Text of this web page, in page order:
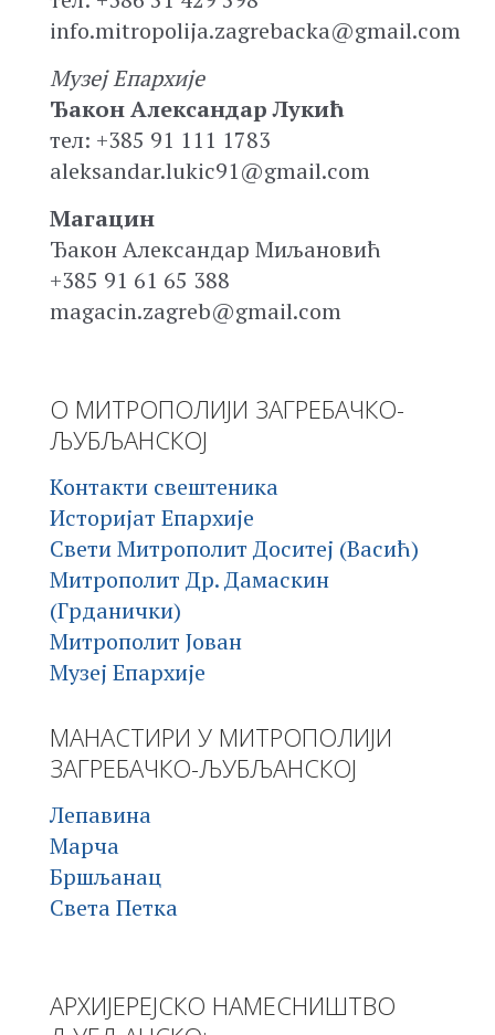
info.mitropolija.zagrebacka@gmail.com
Музеј Епархије
Ђакон Александар Лукић
тел: +385 91 111 1783
aleksandar.lukic91@gmail.com
Магацин
Ђакон Александар Миљановић
+385 91 61 65 388
magacin.zagreb@gmail.com
О МИТРОПОЛИЈИ ЗАГРЕБАЧКО-
ЉУБЉАНСКОЈ
Контакти свештеника
Историјат Епархије
Свети Митрополит Доситеј (Васић)
Митрополит Др. Дамаскин
(Грданички)
Митрополит Јован
Музеј Епархије
МАНАСТИРИ У МИТРОПОЛИЈИ
ЗАГРЕБАЧКО-ЉУБЉАНСКОЈ
Лепавина
Марча
Бршљанац
Света Петка
АРХИЈЕРЕЈСКО НАМЕСНИШТВО